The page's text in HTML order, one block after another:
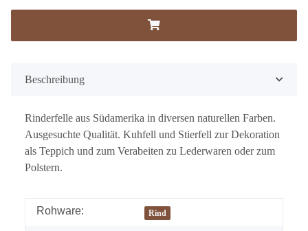
Beschreibung
Rinderfelle aus Südamerika in diversen naturellen Farben.
Ausgesuchte Qualität. Kuhfell und Stierfell zur Dekoration
als Teppich und zum Verabeiten zu Lederwaren oder zum
Polstern.
Rohware: Rind